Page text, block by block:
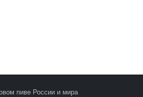
пиве России и мира